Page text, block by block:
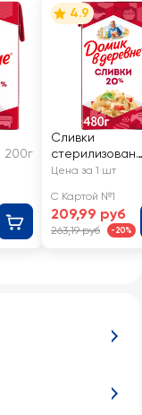
200г
4.9
Сливки
стерилизованн
ые ДОМИК В
без змж
Цена за 1 шт
С Картой №1
209,99 руб
263,19 руб -20%